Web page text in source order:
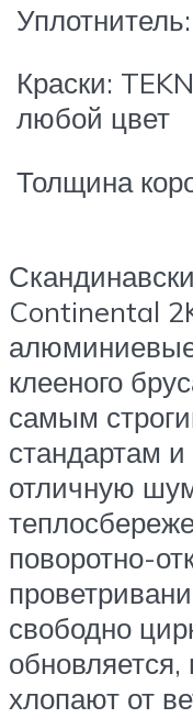
Краски:
любой цвет
Толщина
Continental
алюминиевые
клееного
самым
стандартам
отличную
поворотно-
свободно
обновляется,
хлопают от